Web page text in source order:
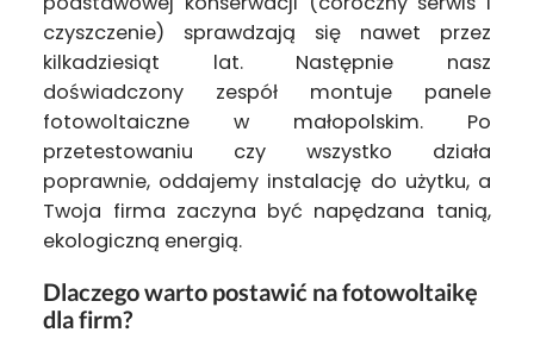
czyszczenie) sprawdzają się nawet przez
kilkadziesiąt lat. Następnie nasz
doświadczony zespół montuje panele
fotowoltaiczne w małopolskim. Po
przetestowaniu czy wszystko działa
poprawnie, oddajemy instalację do użytku, a
Twoja firma zaczyna być napędzana tanią,
ekologiczną energią.
Dlaczego warto postawić na fotowoltaikę
dla firm?